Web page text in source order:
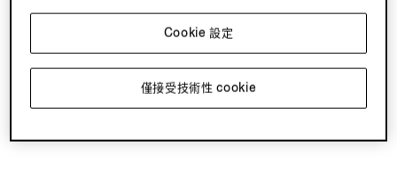
僅接受技術性 cookie
Cookie 設定